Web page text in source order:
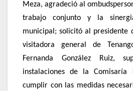
Meza, agradeció al
trabajo conjunto y la
municipal; solicitó al presidente
visitadora general de
Fernanda González Ruiz,
instalaciones de la
cumplir con las medidas